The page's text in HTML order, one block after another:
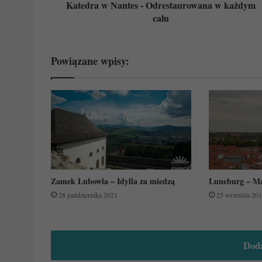
Katedra w Nantes - Odrestaurowana w każdym
calu
Powiązane wpisy:
Zamek Lubowla – Idylla za miedzą
28 października 2021
Luneburg –
25 września